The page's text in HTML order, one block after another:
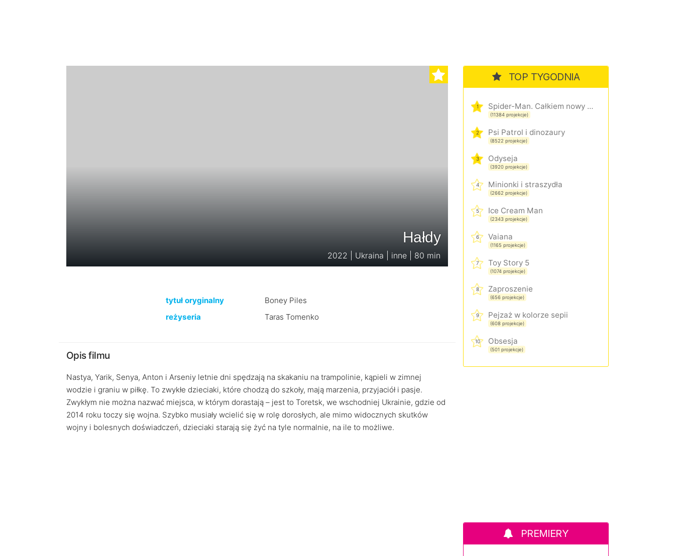
Hałdy
2022 | Ukraina | inne | 80 min
tytuł oryginalny
Boney Piles
reżyseria
Taras Tomenko
Opis filmu
Nastya, Yarik, Senya, Anton i Arseniy letnie dni spędzają na skakaniu na trampolinie, kąpieli w zimnej
wodzie i graniu w piłkę. To zwykłe dzieciaki, które chodzą do szkoły, mają marzenia, przyjaciół i pasje.
Zwykłym nie można nazwać miejsca, w którym dorastają – jest to Toretsk, we wschodniej Ukrainie, gdzie od
2014 roku toczy się wojna. Szybko musiały wcielić się w rolę dorosłych, ale mimo widocznych skutków
wojny i bolesnych doświadczeń, dzieciaki starają się żyć na tyle normalnie, na ile to możliwe.
TOP TYGODNIA
1 Spider-Man. Całkiem nowy dzień
(11384 projekcje)
2 Psi Patrol i dinozaury
(8522 projekcje)
3 Odyseja
(3920 projekcje)
4 Minionki i straszydła
(2662 projekcje)
5 Ice Cream Man
(2343 projekcje)
6 Vaiana
(1165 projekcje)
7 Toy Story 5
(1074 projekcje)
8 Zaproszenie
(656 projekcje)
9 Pejzaż w kolorze sepii
(608 projekcje)
10 Obsesja
(501 projekcje)
PREMIERY